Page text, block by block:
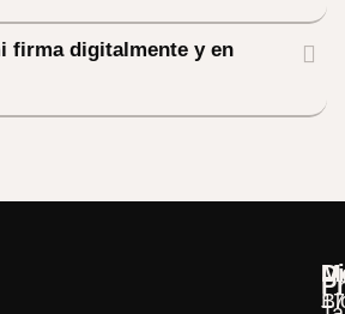
firma digitalmente y en